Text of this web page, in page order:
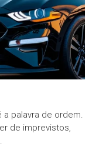
a palavra de ordem.
de imprevistos,